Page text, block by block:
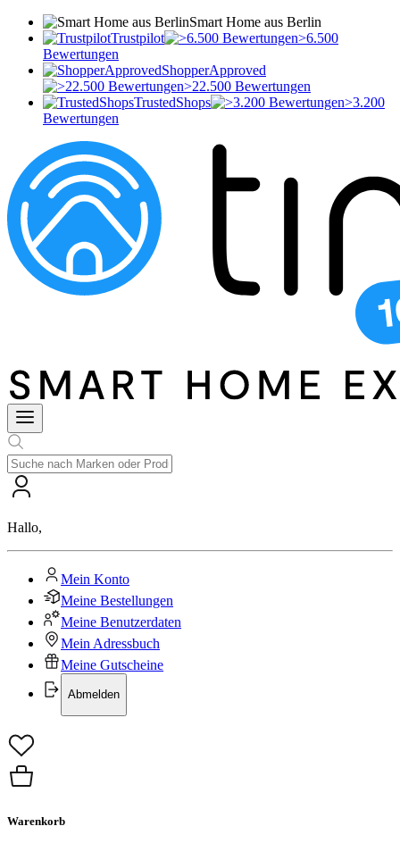
Smart Home aus Berlin
Trustpilot
>6.500
Bewertungen
ShopperApproved
>22.500 Bewertungen
TrustedShops
>3.200
Bewertungen
Hallo,
Mein Konto
Meine Bestellungen
Meine Benutzerdaten
Mein Adressbuch
Meine Gutscheine
Abmelden
Warenkorb